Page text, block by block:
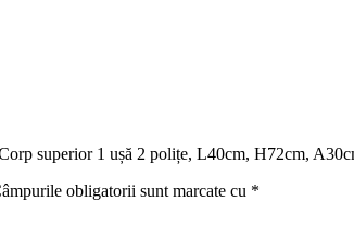
superior 1 ușă 2 polițe, L40cm, H72cm,
obligatorii sunt marcate cu *